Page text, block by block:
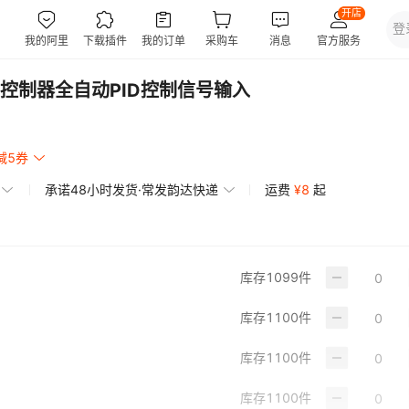
制器全自动PID控制信号输入
5券
承诺48小时发货·常发韵达快递 运费 ¥8 起
库存1099件
库存1100件
库存1100件
库存1100件